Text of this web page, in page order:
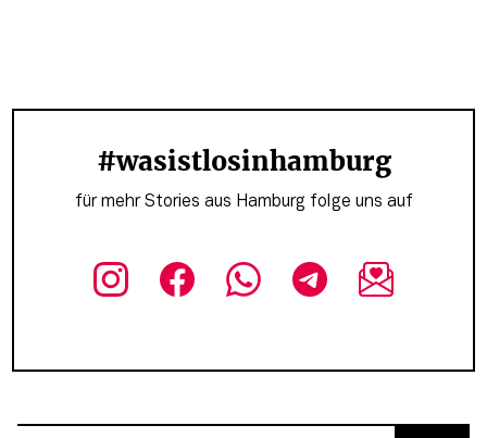
#wasistlosinhamburg
für mehr Stories aus Hamburg folge uns auf